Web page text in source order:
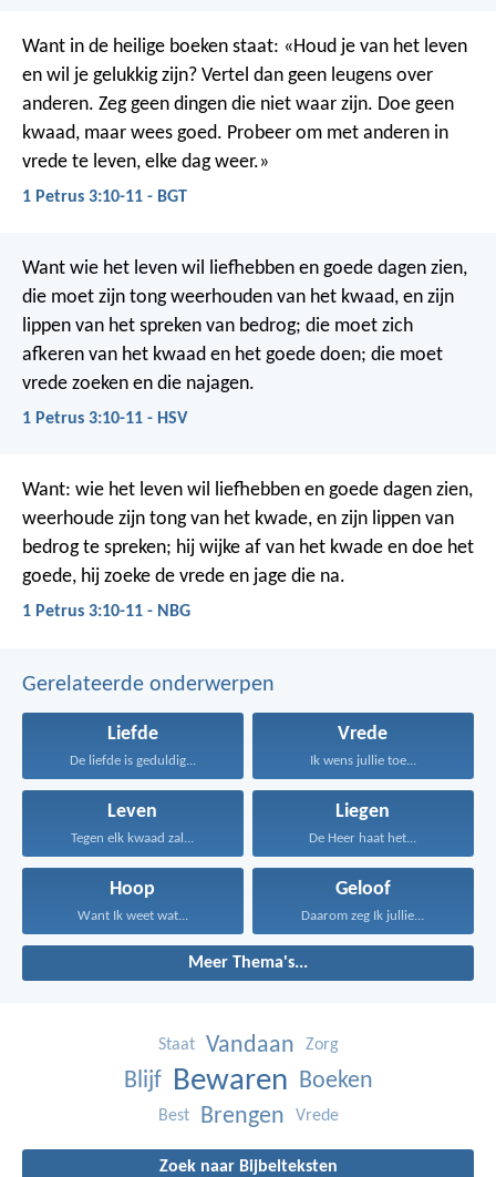
Want in de heilige boeken staat: «Houd je van het leven
en wil je gelukkig zijn? Vertel dan geen leugens over
anderen. Zeg geen dingen die niet waar zijn. Doe geen
kwaad, maar wees goed. Probeer om met anderen in
vrede te leven, elke dag weer.»
1 Petrus 3:10-11 - BGT
Want wie het leven wil liefhebben en goede dagen zien,
die moet zijn tong weerhouden van het kwaad, en zijn
lippen van het spreken van bedrog; die moet zich
afkeren van het kwaad en het goede doen; die moet
vrede zoeken en die najagen.
1 Petrus 3:10-11 - HSV
Want: wie het leven wil liefhebben en goede dagen zien,
weerhoude zijn tong van het kwade, en zijn lippen van
bedrog te spreken; hij wijke af van het kwade en doe het
goede, hij zoeke de vrede en jage die na.
1 Petrus 3:10-11 - NBG
Gerelateerde onderwerpen
Liefde
De liefde is geduldig...
Vrede
Ik wens jullie toe...
Leven
Tegen elk kwaad zal...
Liegen
De Heer haat het...
Hoop
Want Ik weet wat...
Geloof
Daarom zeg Ik jullie...
Meer Thema's...
Staat Vandaan Zorg
Blijf Bewaren Boeken
Best Brengen Vrede
Zoek naar Bijbelteksten